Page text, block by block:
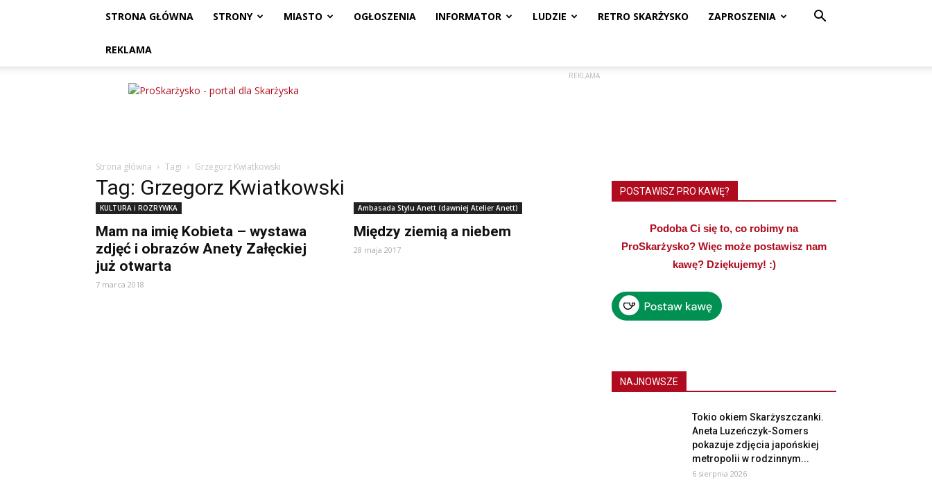
STRONA GŁÓWNA STRONY MIASTO OGŁOSZENIA INFORMATOR LUDZIE RETRO SKARŻYSKO ZAPROSZENIA
REKLAMA
ProSkarżysko
REKLAMA
Strona główna Tagi Grzegorz Kwiatkowski
Tag: Grzegorz Kwiatkowski
KULTURA i ROZRYWKA
Mam na imię Kobieta – wystawa
zdjęć i obrazów Anety Załęckiej
już otwarta
7 marca 2018
Ambasada Stylu Anett (dawniej Atelier Anett)
Między ziemią a niebem
28 maja 2017
POSTAWISZ PRO KAWĘ?
Podoba Ci się to, co robimy na
ProSkarżysko? Więc może postawisz nam
kawę? Dziękujemy! :)
NAJNOWSZE
Tokio okiem Skarżyszczanki.
Aneta Luzeńczyk-Somers
pokazuje zdjęcia japońskiej
metropolii w rodzinnym...
6 sierpnia 2026